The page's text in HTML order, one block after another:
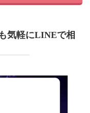
気軽にLINEで相